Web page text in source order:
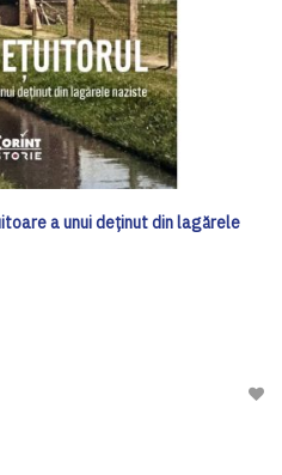
a unui deținut din lagărele